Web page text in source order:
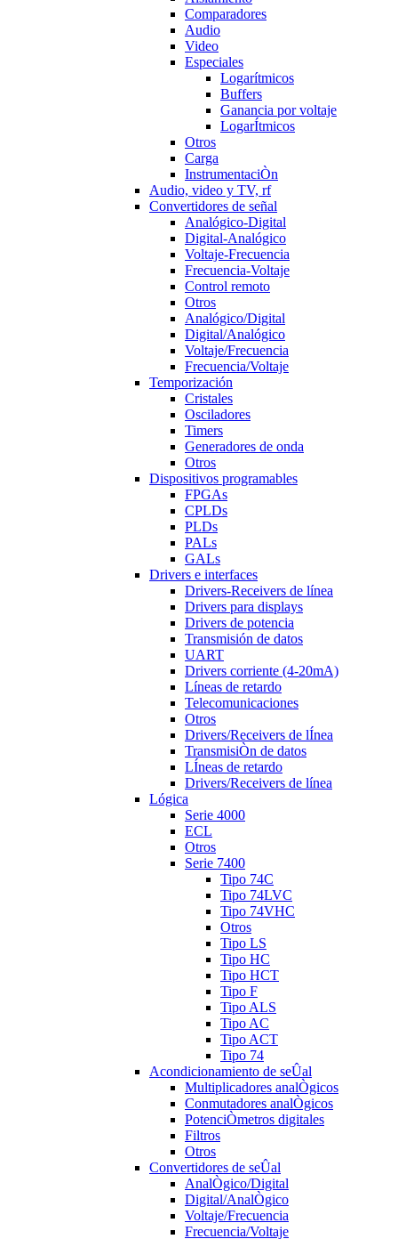
Comparadores
Audio
Video
Especiales
Logarítmicos
Buffers
Ganancia por voltaje
LogarÍtmicos
Otros
Carga
InstrumentaciÒn
Audio, video y TV, rf
Convertidores de señal
Analógico-Digital
Digital-Analógico
Voltaje-Frecuencia
Frecuencia-Voltaje
Control remoto
Otros
Analógico/Digital
Digital/Analógico
Voltaje/Frecuencia
Frecuencia/Voltaje
Temporización
Cristales
Osciladores
Timers
Generadores de onda
Otros
Dispositivos programables
FPGAs
CPLDs
PLDs
PALs
GALs
Drivers e interfaces
Drivers-Receivers de línea
Drivers para displays
Drivers de potencia
Transmisión de datos
UART
Drivers corriente (4-20mA)
Líneas de retardo
Telecomunicaciones
Otros
Drivers/Receivers de lÍnea
TransmisiÒn de datos
LÍneas de retardo
Drivers/Receivers de línea
Lógica
Serie 4000
ECL
Otros
Serie 7400
Tipo 74C
Tipo 74LVC
Tipo 74VHC
Otros
Tipo LS
Tipo HC
Tipo HCT
Tipo F
Tipo ALS
Tipo AC
Tipo ACT
Tipo 74
Acondicionamiento de seÛal
Multiplicadores analÒgicos
Conmutadores analÒgicos
PotenciÒmetros digitales
Filtros
Otros
Convertidores de seÛal
AnalÒgico/Digital
Digital/AnalÒgico
Voltaje/Frecuencia
Frecuencia/Voltaje